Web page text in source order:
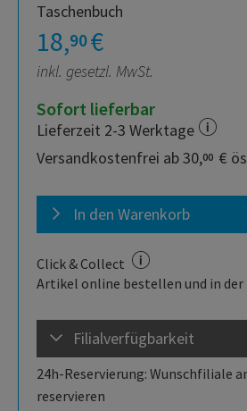
Taschenbuch
18,90€
inkl. gesetzl. MwSt.
Sofort lieferbar
Lieferzeit 2-3 Werktage
Versandkostenfrei ab 30,00 €
In den Warenkorb
Click & Collect
Artikel online bestellen und in der
Filialverfügbarkeit
24h-Reservierung: Wunschfiliale
reservieren